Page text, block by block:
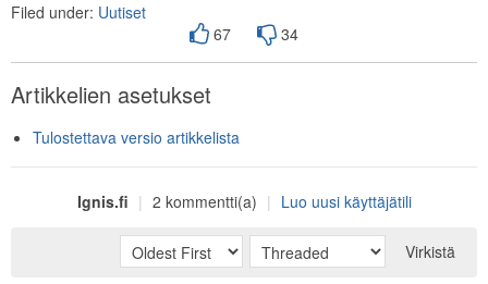
Filed under: Uutiset
67
34
Artikkelien asetukset
Tulostettava versio artikkelista
Ignis.fi | 2 kommentti(a) | Luo uusi käyttäjätili
Virkistä